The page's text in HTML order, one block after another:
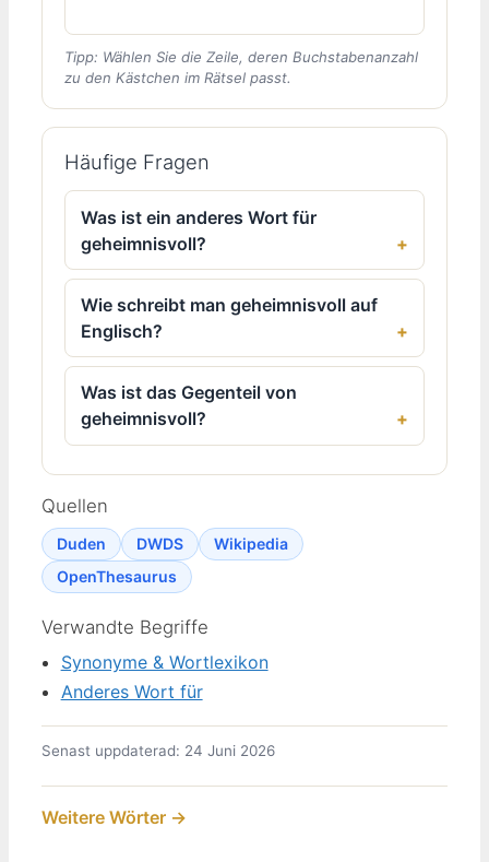
Tipp: Wählen Sie die Zeile, deren Buchstabenanzahl
zu den Kästchen im Rätsel passt.
Häufige Fragen
Was ist ein anderes Wort für
geheimnisvoll?
Wie schreibt man geheimnisvoll auf
Englisch?
Was ist das Gegenteil von
geheimnisvoll?
Quellen
Duden DWDS
Wikipedia
OpenThesaurus
Verwandte Begriffe
Synonyme & Wortlexikon
Anderes Wort für
Senast uppdaterad: 24 Juni 2026
Weitere Wörter →